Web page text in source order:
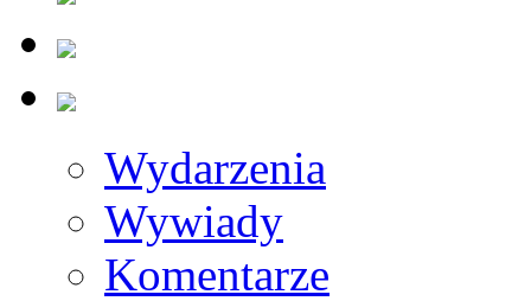
Wydarzenia
Wywiady
Komentarze